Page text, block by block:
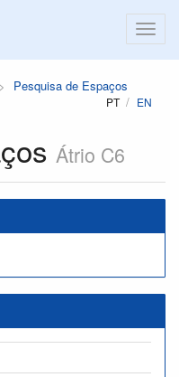
Pesquisa de Espaços
PT EN
Átrio C6